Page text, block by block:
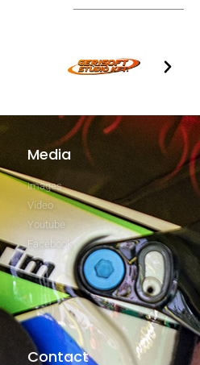
Media
Images
Video
Youtube
Facebook
Contact